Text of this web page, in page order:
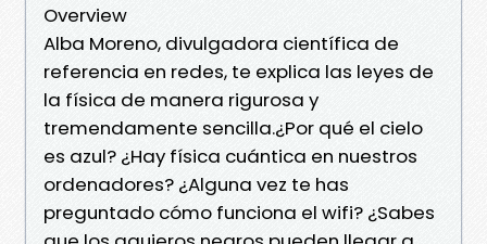
Overview
Alba Moreno, divulgadora científica de
referencia en redes, te explica las leyes de
la física de manera rigurosa y
tremendamente sencilla.¿Por qué el cielo
es azul? ¿Hay física cuántica en nuestros
ordenadores? ¿Alguna vez te has
preguntado cómo funciona el wifi? ¿Sabes